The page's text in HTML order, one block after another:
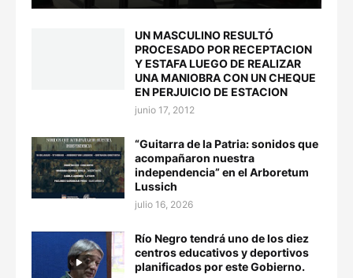
UN MASCULINO RESULTÓ
PROCESADO POR RECEPTACION
Y ESTAFA LUEGO DE REALIZAR
UNA MANIOBRA CON UN CHEQUE
EN PERJUICIO DE ESTACION
junio 17, 2012
“Guitarra de la Patria: sonidos que
acompañaron nuestra
independencia” en el Arboretum
Lussich
julio 16, 2026
Río Negro tendrá uno de los diez
centros educativos y deportivos
planificados por este Gobierno.